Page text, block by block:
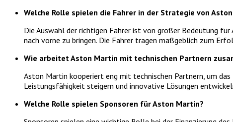
Welche Rolle spielen die Fahrer in der Strategie von
Die Auswahl der richtigen Fahrer ist von großer Bedeutung
nach vorne zu bringen. Die Fahrer tragen maßgeblich zum
Wie arbeitet Aston Martin mit technischen Partnern
Aston Martin kooperiert eng mit technischen Partnern, um
Leistungsfähigkeit steigern und innovative Lösungen
Welche Rolle spielen Sponsoren für Aston Martin?